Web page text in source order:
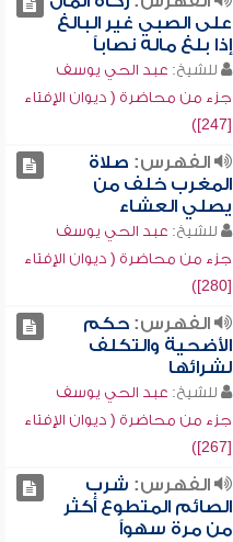
على الصبي غير البالغ
إذا بلغ ماله نصاباً
للشيخ: عبد الحي يوسف
جزء من محاضرة ( ديوان الإفتاء
[247])
الفهرس: صلاة
المغرب خلف من
يصلي العشاء
للشيخ: عبد الحي يوسف
جزء من محاضرة ( ديوان الإفتاء
[280])
الفهرس:حكم
الأضحية والتكلف
لشرائها
للشيخ: عبد الحي يوسف
جزء من محاضرة ( ديوان الإفتاء
[267])
الفهرس: شرب
الصائم المتطوع أكثر
من مرة سهواً